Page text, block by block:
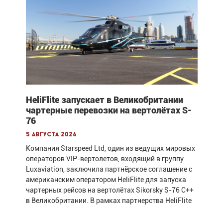
HeliFlite запускает в Великобритании
чартерные перевозки на вертолётах S-
76
5 августа 2026
Компания Starspeed Ltd, один из ведущих мировых
операторов VIP-вертолетов, входящий в группу
Luxaviation, заключила партнёрское соглашение с
американским оператором HeliFlite для запуска
чартерных рейсов на вертолётах Sikorsky S-76 C++
в Великобритании. В рамках партнерства HeliFlite